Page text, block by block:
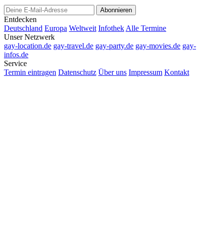
Abonnieren
Entdecken
Deutschland Europa Weltweit Infothek Alle Termine
Unser Netzwerk
gay-location.de gay-travel.de gay-party.de gay-movies.de gay-
infos.de
Service
Termin eintragen Datenschutz Über uns Impressum Kontakt